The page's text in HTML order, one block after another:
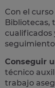
Con el
Bibliotecas,
cualificados
Conseguir
técnico
trabajo